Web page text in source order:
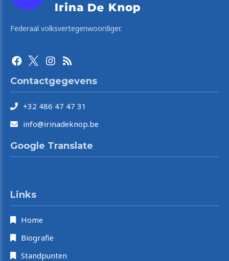
Federaal volksvertegenwoordiger.
Contactgegevens
+32 486 47 47 31
info@irinadeknop.be
Google Translate
Links
Home
Biografie
Standpunten